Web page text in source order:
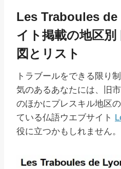
Les Traboules
イト掲載の地区
図とリスト
トラブールをできる限り
気のあるあなたには、旧
のほかにプレスキル地区
ている仏語ウエブサイト
役に立つかもしれません。